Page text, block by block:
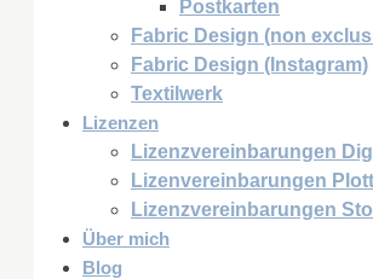
Postkarten
Fabric Design (non
Fabric Design (Instagram)
Textilwerk
Lizenzen
Lizenzvereinbarungen
Lizenvereinbarungen
Lizenzvereinbarungen
Über mich
Blog